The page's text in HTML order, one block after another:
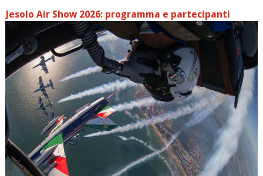
Jesolo Air Show 2026: programma e partecipanti